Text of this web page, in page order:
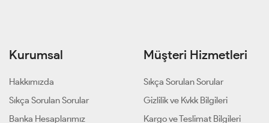
Kurumsal
Hakkımızda
Sıkça Sorulan Sorular
Banka Hesaplarımız
Müşteri Hizmetleri
Sıkça Sorulan Sorular
Gizlilik ve Kvkk Bilgileri
Kargo ve Teslimat Bilgileri